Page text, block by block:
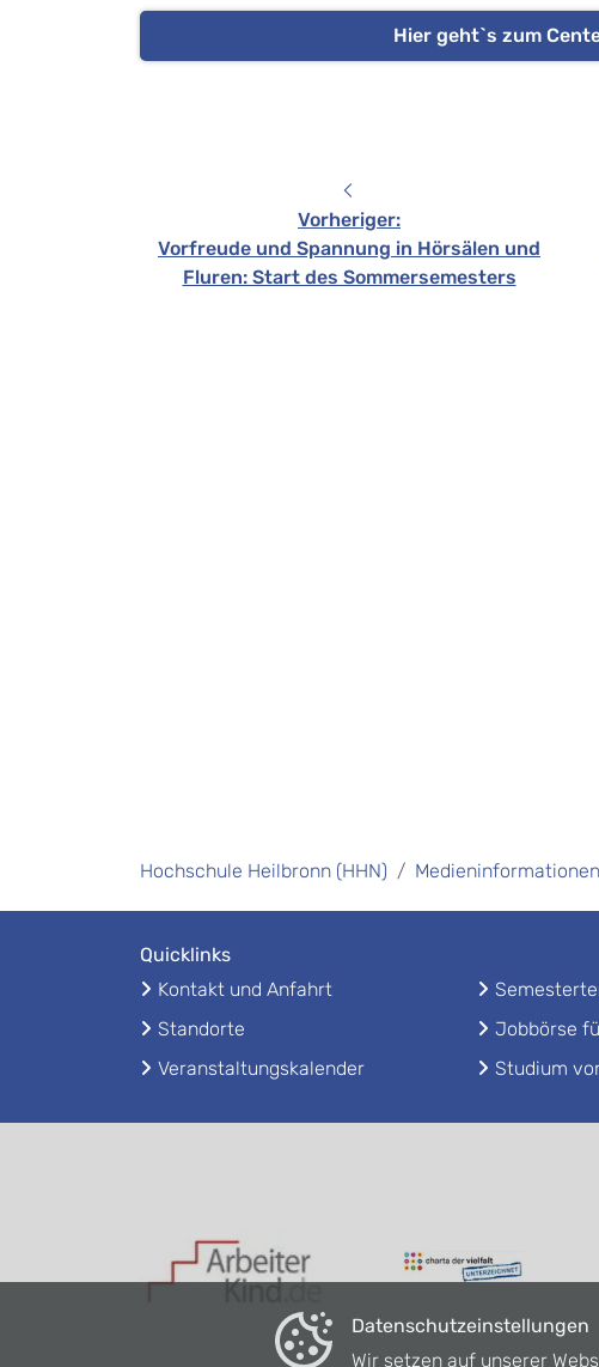
Hier geht`s zum
Vorheriger:
Vorfreude und Spannung in Hörsälen und
Fluren: Start des Sommersemesters
Hochschule Heilbronn (HHN) Medieninformationen
Quicklinks
Kontakt und Anfahrt
Standorte
Veranstaltungskalender
Jobbörse
Studium
Datenschutzeinstellungen
Wir setzen auf unserer